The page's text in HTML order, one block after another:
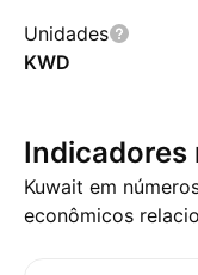
Unidades
KWD
Indicadores
Kuwait em
econômicos